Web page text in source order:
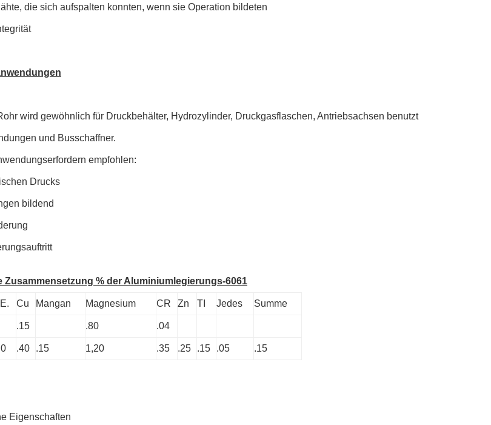
die sich aufspalten konnten, wenn sie Operation bildeten
wird gewöhnlich für Druckbehälter, Hydrozylinder, Druckgasflaschen, Antriebsachsen benutzt
und Busschaffner.
empfohlen:
Drucks
bildend
Zusammensetzung % der Aluminiumlegierungs-6061
Cu Mangan Magnesium CR Zn TI Jedes Summe
.15 .80 .04
.40 .15 1,20 .35 .25 .15 .05 .15
Eigenschaften